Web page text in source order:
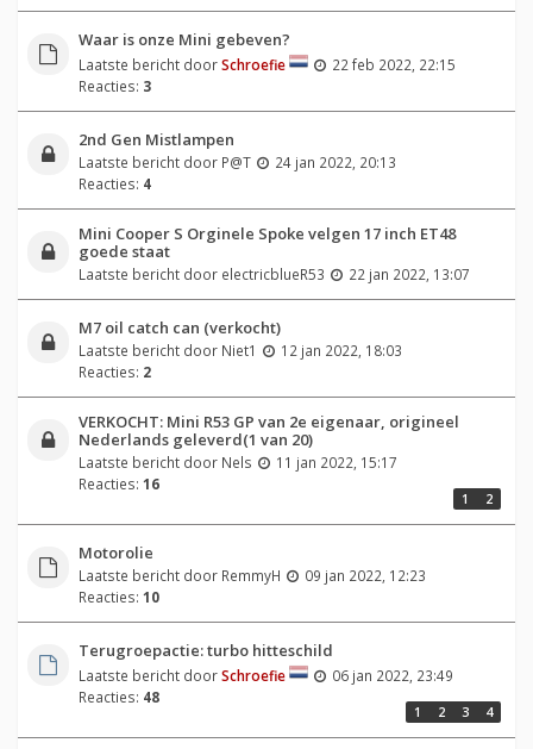
Waar is onze Mini gebeven?
Laatste bericht doorSchroefie
22 feb 2022, 22:15
Reacties: 3
2nd Gen Mistlampen
Laatste bericht door P@T
24 jan 2022, 20:13
Reacties: 4
Mini Cooper S Orginele Spoke velgen 17 inch ET48
goede staat
Laatste bericht door electricblueR53 22 jan 2022, 13:07
M7 oil catch can (verkocht)
Laatste bericht door Niet1
12 jan 2022, 18:03
Reacties: 2
VERKOCHT: Mini R53 GP van 2e eigenaar, origineel
Nederlands geleverd(1 van 20)
Laatste bericht door Nels
11 jan 2022, 15:17
Reacties: 16
1 2
Motorolie
Laatste bericht door RemmyH
09 jan 2022, 12:23
Reacties: 10
Terugroepactie: turbo hitteschild
Laatste bericht doorSchroefie
06 jan 2022, 23:49
Reacties: 48
1 2 3 4